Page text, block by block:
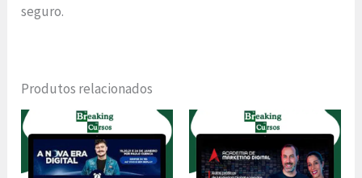
seguro.
Produtos relacionados